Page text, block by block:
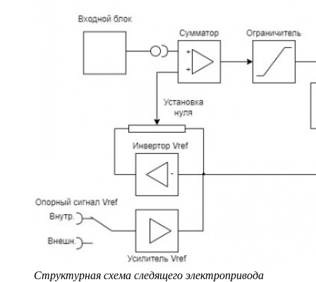
Структурная схема следящего электропривода